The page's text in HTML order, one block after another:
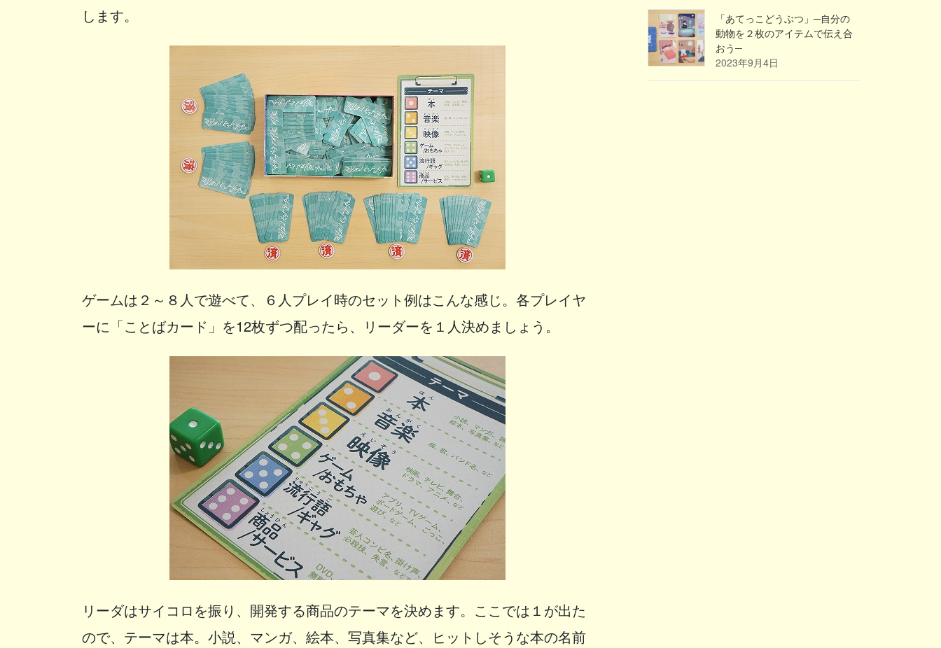
します。
ゲームは２～８人で遊べて、６人プレイ時のセット例はこんな感じ。各プレイヤ
ーに「ことばカード」を12枚ずつ配ったら、リーダーを１人決めましょう。
リーダはサイコロを振り、開発する商品のテーマを決めます。ここでは１が出た
ので、テーマは本。小説、マンガ、絵本、写真集など、ヒットしそうな本の名前
「あてっこどうぶつ」─自分の
動物を２枚のアイテムで伝え合
おう─
2023年9月4日